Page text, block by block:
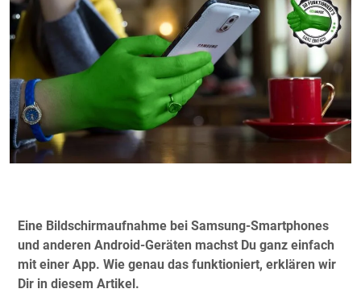
Eine Bildschirmaufnahme bei Samsung-Smartphones
und anderen Android-Geräten machst Du ganz einfach
mit einer App. Wie genau das funktioniert, erklären wir
Dir in diesem Artikel.